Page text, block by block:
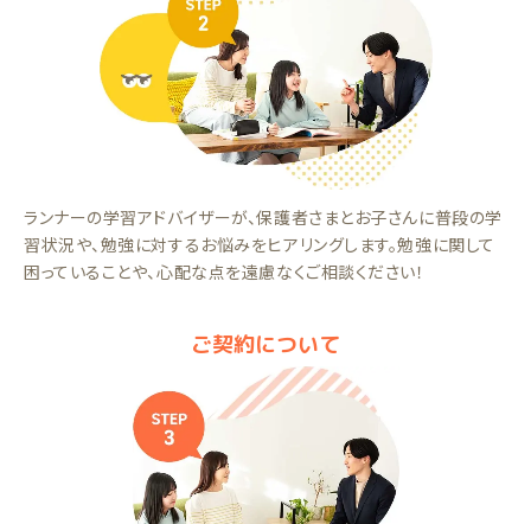
ランナーの学習アドバイザーが、保護者さまとお子さんに普段の学
習状況や、勉強に対するお悩みをヒアリングします。勉強に関して
困っていることや、心配な点を遠慮なくご相談ください！
ご契約について